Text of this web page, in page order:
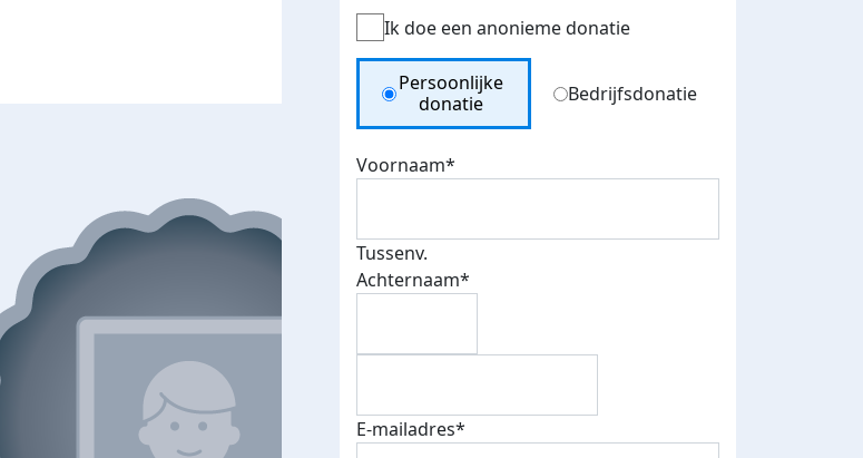
Ik doe een anonieme donatie
Donation Type
Persoonlijke
donatie
Bedrijfsdonatie
Voornaam*
Tussenv.
Achternaam*
E-mailadres*